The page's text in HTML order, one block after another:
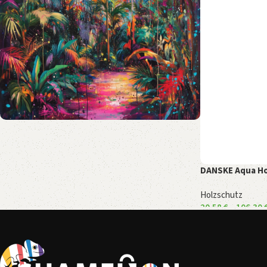
Chamelion Shop
DANSKE Aqua
Holzschutz
20,58€–106,30